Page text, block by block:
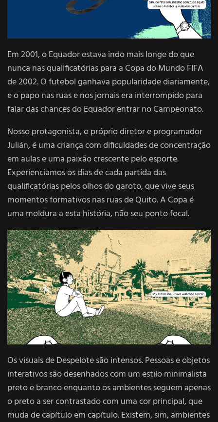
Em 2001, o Equador estava indo mais longe do que
nunca nas qualificatórias para a Copa do Mundo FIFA
de 2002. O futebol ganhava popularidade diariamente,
e o papo nas ruas e nos jornais era interrompido para
falar das chances do Equador entrar no Campeonato.
Nosso protagonista, o próprio diretor e programador
Julián, é uma criança com dificuldades de concentração
em aulas e uma paixão crescente pelo esporte.
Experienciamos os dias de cada partida das
qualificatórias pelos olhos do garoto, que vive seus
momentos formativos nas ruas de Quito. A Copa é
uma moldura a esta história, não seu ponto focal.
Os visuais de Despelote são intensos. Pessoas e objetos
interativos são desenhados com um estilo minimalista
preto e branco enquanto os ambientes seguem apenas
o preto a ser contrastado com uma cor principal, que
muda de capítulo em capítulo. Existem, sim, ambientes